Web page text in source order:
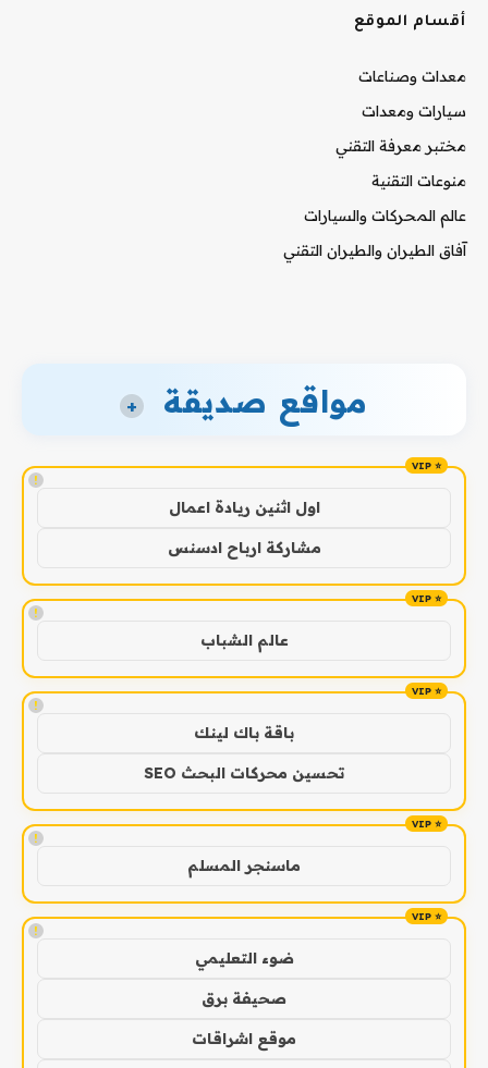
أقسام الموقع
معدات وصناعات
سيارات ومعدات
مختبر معرفة التقني
منوعات التقنية
عالم المحركات والسيارات
آفاق الطيران والطيران التقني
مواقع صديقة +
!
اول اثنين ريادة اعمال
مشاركة ارباح ادسنس
!
عالم الشباب
!
باقة باك لينك
تحسين محركات البحث SEO
!
ماسنجر المسلم
!
ضوء التعليمي
صحيفة برق
موقع اشراقات